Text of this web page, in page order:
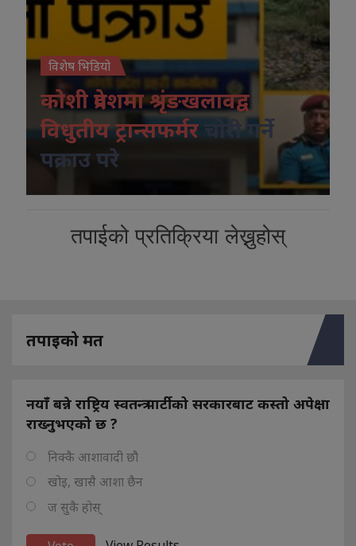
विशेष भिडियो
कोशी प्रदेशमा श्रृंङखलावद्व
विधुतीय ट्रान्सफर्मर
चोरी गर्ने
पक्राउ परे
तपाईको प्रतिक्रिया लेख्नुहोस्
तपाइको मत
नयाँ बन्ने राष्ट्रिय स्वतन्त्र पार्टीको सरकारबाट कस्तो अपेक्षा
राख्नुभएको छ ?
निक्कै आशावादी छौ
खोइ, खासै आशा छैन
ज सुकै होस्